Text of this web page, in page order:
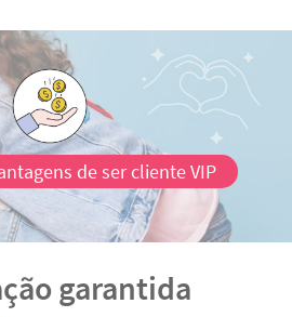
de ser cliente VIP
garantida